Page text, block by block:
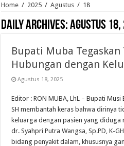
Home / 2025 / Agustus / 18
Daily Archives:Agustus 18,
Bupati Muba Tegaskan
Hubungan dengan
Agustus 18, 2025
Editor : RON MUBA, LhL – Bupati Musi
SH membantah keras bahwa dirinya
keluarga dengan pasien yang
dr. Syahpri Putra Wangsa, Sp.PD, K-
bidang penyakit dalam, khususnya